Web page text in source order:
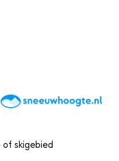
WintersportweerKaarten